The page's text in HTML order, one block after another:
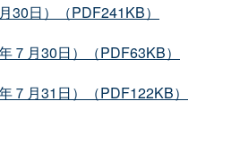
30日）（PDF241KB）
７月30日）（PDF63KB）
７月31日）（PDF122KB）